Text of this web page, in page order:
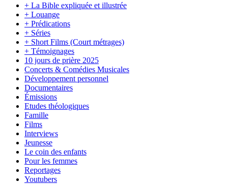
+ La Bible expliquée et illustrée
+ Louange
+ Prédications
+ Séries
+ Short Films (Court métrages)
+ Témoignages
10 jours de prière 2025
Concerts & Comédies Musicales
Développement personnel
Documentaires
Émissions
Etudes théologiques
Famille
Films
Interviews
Jeunesse
Le coin des enfants
Pour les femmes
Reportages
Youtubers